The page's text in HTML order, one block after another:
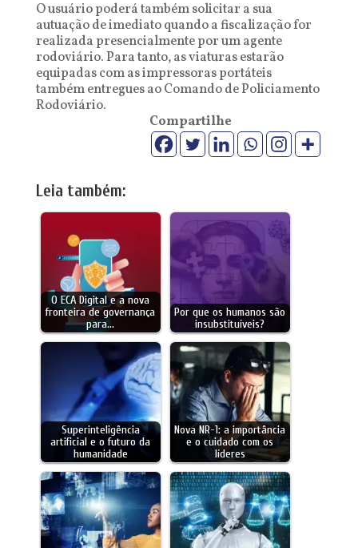
O usuário poderá também solicitar a sua
autuação de imediato quando a fiscalização for
realizada presencialmente por um agente
rodoviário. Para tanto, as viaturas estarão
equipadas com as impressoras portáteis
também entregues ao Comando de Policiamento
Rodoviário.
Compartilhe
Leia também:
O ECA Digital e a nova
fronteira de governança
para…
Por que os humanos são
insubstituíveis?
Superinteligência
artificial e o futuro da
humanidade
Nova NR-1: a importância
e o cuidado com os
líderes